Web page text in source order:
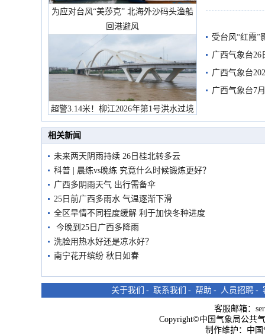
为应对台风“美莎克” 北海外沙码头渔船
回港避风
超警3.14米！柳江2026年第1号洪水过境
市民在堤岸见证汛况
受台风“红霞”
有较强降雨
广西气象台26
广西气象台
预警
广西气象台7
相关新闻
未来两天阴雨持续 26日桂北转多云
科普 | 晨练vs晚练 究竟什么时候锻炼更好？
广西多阴雨天气 出行需备伞
25日前广西多雨水 气温逐渐下滑
全区旱情不同程度缓解 利于加快冬种进度
今晚到25日广西多降雨
洗脸用热水好还是凉水好？
南宁花开缤纷 秋日如春
关于我们 - 联系我们 - 帮助 - 人员招聘 -
客服邮箱：
Copyright©中国气象局公共
制作维护：中